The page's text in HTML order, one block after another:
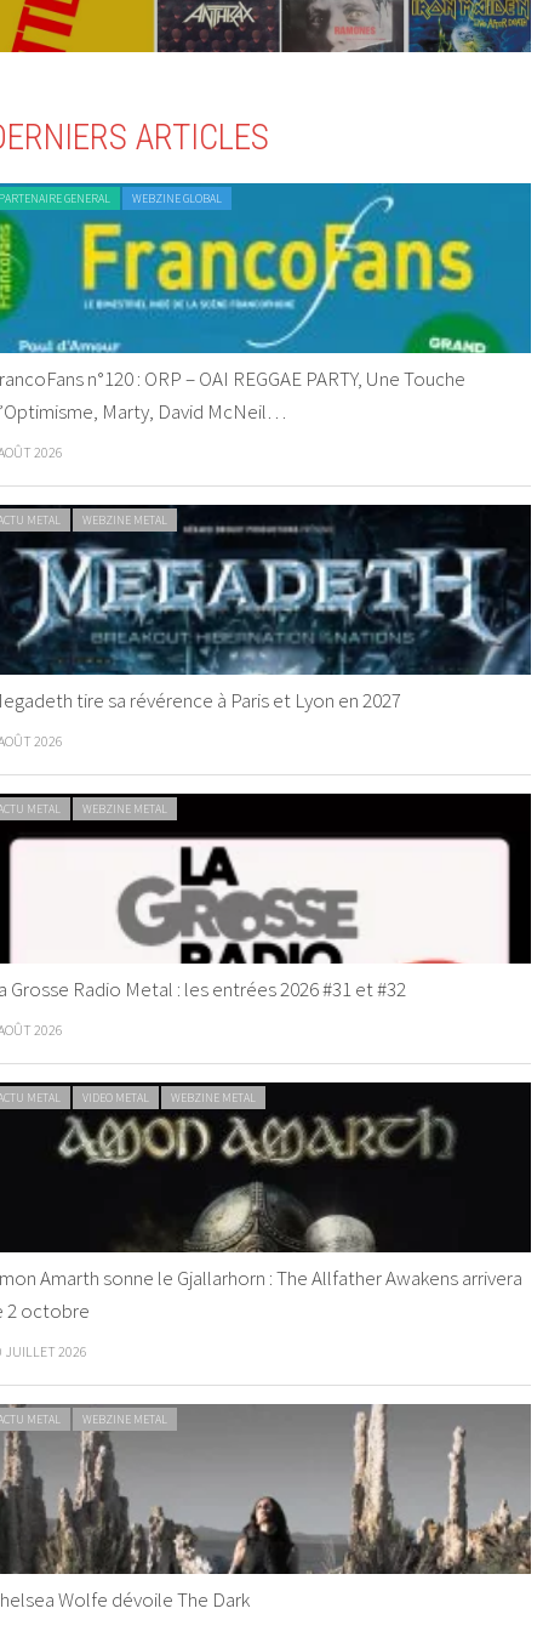
ARTICLES
GENERAL WEBZINE GLOBAL
n°120 : ORP – OAI REGGAE PARTY, Une Touche
Marty, David McNeil…
2026
METAL WEBZINE METAL
tire sa révérence à Paris et Lyon en 2027
2026
METAL WEBZINE METAL
Grosse Radio Metal : les entrées 2026 #31 et #32
2026
METAL VIDEO METAL WEBZINE METAL
Amarth sonne le Gjallarhorn : The Allfather Awakens arrivera
2 octobre
JUILLET 2026
METAL WEBZINE METAL
Wolfe dévoile The Dark